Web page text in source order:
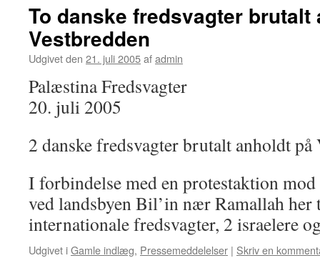
To danske fredsvagter brutalt
Vestbredden
Udgivet den 21. juli 2005afadmin
Palæstina Fredsvagter
20. juli 2005
2 danske fredsvagter brutalt anholdt på
I forbindelse med en protestaktion
ved landsbyen Bil’in nær Ramallah her
internationale fredsvagter, 2 israelere
Udgivet iGamle indlæg, Pressemeddelelser | Skriv en